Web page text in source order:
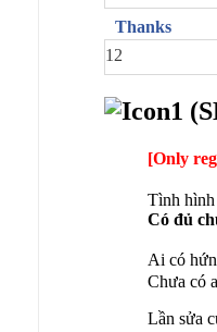
Thanks
12
[Only
Tình hình
Có đủ
Ai có
Chưa có
Lần sửa